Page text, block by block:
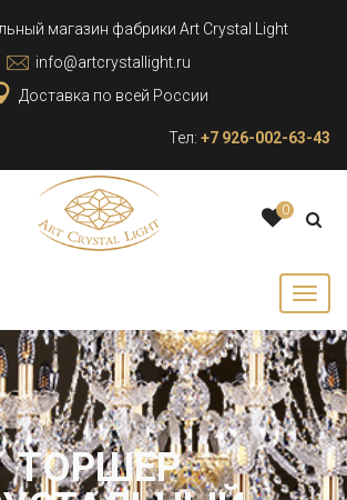
магазин фабрики Art Crystal Light
info@artcrystallight.ru
Доставка по всей России
Тел: +7 926-002-63-43
0
ТОРШЕР